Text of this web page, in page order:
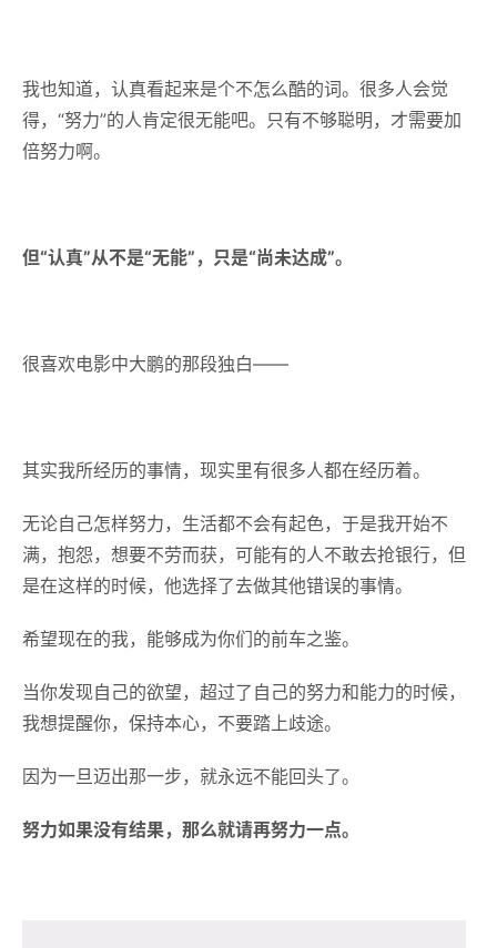
我也知道，认真看起来是个不怎么酷的词。很多人会觉
得，“努力”的人肯定很无能吧。只有不够聪明，才需要加
倍努力啊。
但“认真”从不是“无能”，只是“尚未达成”。
很喜欢电影中大鹏的那段独白——
其实我所经历的事情，现实里有很多人都在经历着。
无论自己怎样努力，生活都不会有起色，于是我开始不
满，抱怨，想要不劳而获，可能有的人不敢去抢银行，但
是在这样的时候，他选择了去做其他错误的事情。
希望现在的我，能够成为你们的前车之鉴。
当你发现自己的欲望，超过了自己的努力和能力的时候，
我想提醒你，保持本心，不要踏上歧途。
因为一旦迈出那一步，就永远不能回头了。
努力如果没有结果，那么就请再努力一点。